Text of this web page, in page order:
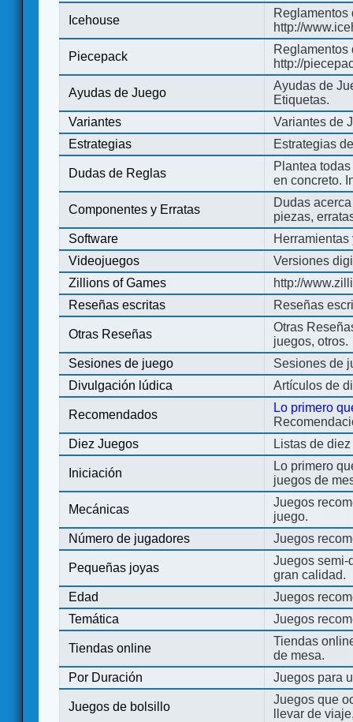
Icehouse
Reglamentos
http://
Piecepack
Reglamentos
http://
Ayudas de Juego
Ayudas de
Etiquetas.
Variantes
Variantes de
Estrategias
Estrategias
Dudas de Reglas
Plantea
en concreto.
Componentes y Erratas
Dudas
piezas,
Software
Videojuegos
Versiones
Zillions of Games
http://
Reseñas escritas
Reseñas
Otras Reseñas
Otras
juegos, otros.
Sesiones de juego
Sesiones de
Divulgación lúdica
Artículos de
Recomendados
Lo primero
Diez Juegos
Listas de
Iniciación
Lo primero
juegos de
Mecánicas
Juegos
juego.
Número de jugadores
Juegos
Pequeñas joyas
Juegos semi-
gran calidad.
Edad
Juegos
Temática
Juegos
Tiendas online
Tiendas
de mesa.
Por Duración
Juegos para
Juegos de bolsillo
Juegos que
llevar de